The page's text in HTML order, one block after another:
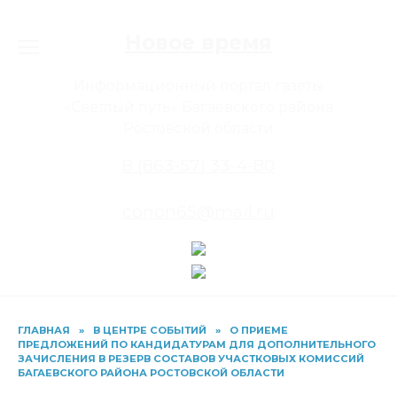
ГЛАВНАЯ » В ЦЕНТРЕ СОБЫТИЙ »
О ПРИЕМЕ
ПРЕДЛОЖЕНИЙ ПО КАНДИДАТУРАМ ДЛЯ ДОПОЛНИТЕЛЬНОГО
ЗАЧИСЛЕНИЯ В РЕЗЕРВ СОСТАВОВ УЧАСТКОВЫХ КОМИССИЙ
БАГАЕВСКОГО РАЙОНА РОСТОВСКОЙ ОБЛАСТИ